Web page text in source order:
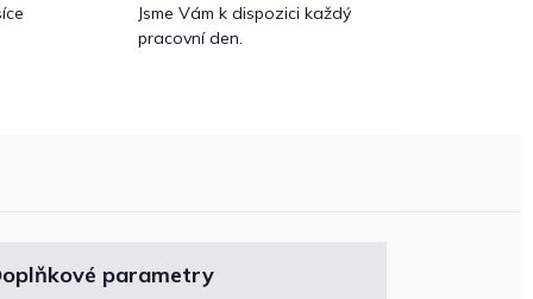
Jsme Vám k dispozici každý
pracovní den.
parametry